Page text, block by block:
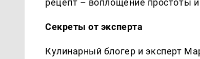
рецепт – воплощение простоты
Секреты от эксперта
Кулинарный блогер и эксперт